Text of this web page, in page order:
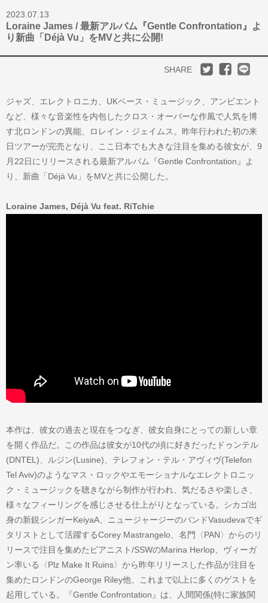
2023.07.13
Loraine James / 最新アルバム『Gentle Confrontation』よ
り新曲「Déjà Vu」をMVと共に公開!
SHARE
ジャズ、エレクトロニカ、UKベース・ミュージック、アンビエント
など、様々な音楽性を内包したクロス・オーバーな作風で人気を博
す北ロンドンの異能、ロレイン・ジェイムス。昨年行われた初の来
日ツアーが完売となり、ここ日本でも大きな注目を集める彼女が、9
月22日にリリースされる最新アルバム『Gentle Confrontation』よ
り、新曲「Déjà Vu」をMVと共に公開した。
Loraine James, Déjà Vu feat. RiTchie
本作は、彼女の過去と現在をつなぎ、彼女自身にとっての新しい章
を開く作品だ。この作品は彼女が10代の頃に好きだったドゥンテル
(DNTEL)、ルジン(Lusine)、テレフォン・テル・アヴィヴ(Telefon
Tel Aviv)のようなマス・ロックやエモーショナルなエレクトロニッ
ク・ミュージックを聴きながら制作が行われ、気だるさや楽しさ、
様々なフィーリングを感じさせる仕上がりとなっている。シカゴ出
身の新鋭シンガーKeiyaA、ニュージャージーのバンドVasudevaでギ
タリストとして活躍するCorey Mastrangelo、名門〈PAN〉からのリ
リースで注目を集めたピアニスト/SSWのMarina Herlop、ヴィーガ
ン率いる〈Plz Make It Ruins〉から昨年リリースした作品が注目を
集めたロンドンのGeorge Riley他、これまで以上に多くのゲストを
起用している。『Gentle Confrontation』は、人間関係(特に家族関